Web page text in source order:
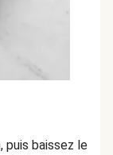
puis baissez le